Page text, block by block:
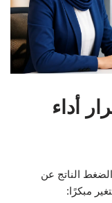
أداء
الضغط الناتج عن
مبكرًا: